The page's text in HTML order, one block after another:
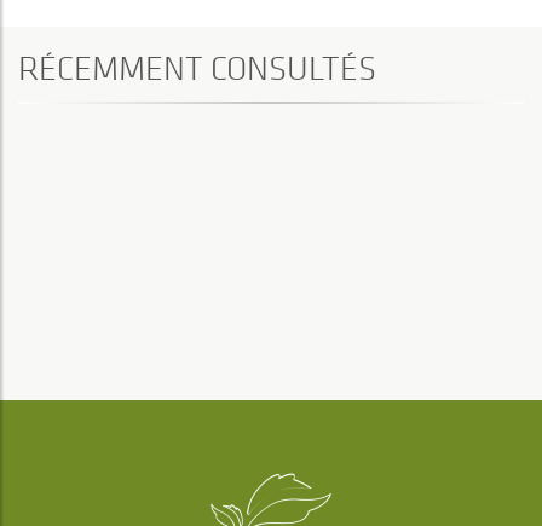
RÉCEMMENT CONSULTÉS